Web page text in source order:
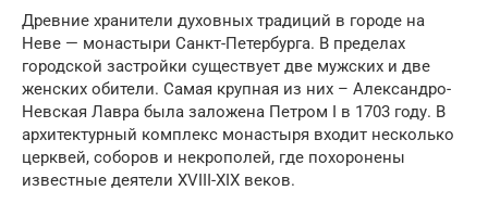
Древние хранители духовных традиций в городе на
Неве — монастыри Санкт-Петербурга. В пределах
городской застройки существует две мужских и две
женских обители. Самая крупная из них – Александро-
Невская Лавра была заложена Петром I в 1703 году. В
архитектурный комплекс монастыря входит несколько
церквей, соборов и некрополей, где похоронены
известные деятели XVIII-XIX веков.